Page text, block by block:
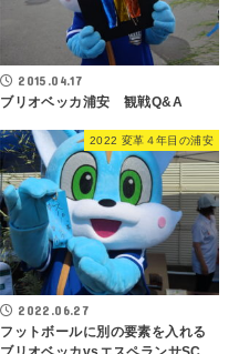
2015.04.17
ブリオベッカ浦安 観戦Q&A
2022 変革４年目の浦安
2022.06.27
フットボールに別の要素を入れる